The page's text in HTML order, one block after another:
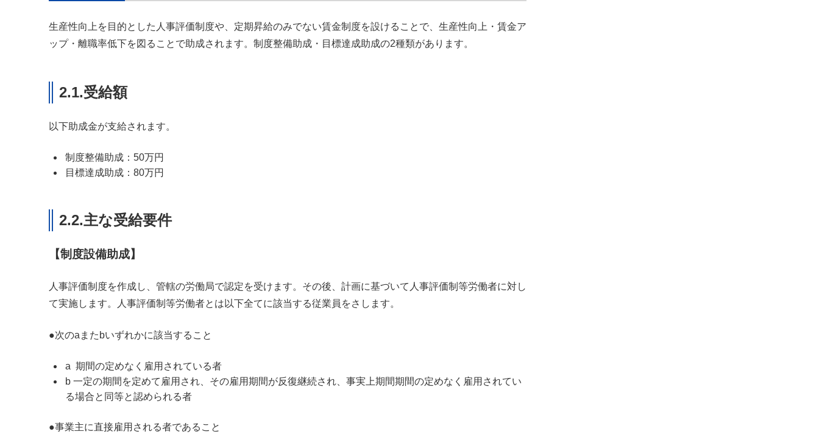
生産性向上を目的とした人事評価制度や、定期昇給のみでない賃金制度を設けることで、生産性向上・賃金ア
ップ・離職率低下を図ることで助成されます。制度整備助成・目標達成助成の2種類があります。
2.1.受給額
以下助成金が支給されます。
制度整備助成：50万円
目標達成助成：80万円
2.2.主な受給要件
【制度設備助成】
人事評価制度を作成し、管轄の労働局で認定を受けます。その後、計画に基づいて人事評価制等労働者に対し
て実施します。人事評価制等労働者とは以下全てに該当する従業員をさします。
●次のaまたbいずれかに該当すること
a 期間の定めなく雇用されている者
b 一定の期間を定めて雇用され、その雇用期間が反復継続され、事実上期間期間の定めなく雇用されてい
る場合と同等と認められる者
●事業主に直接雇用される者であること